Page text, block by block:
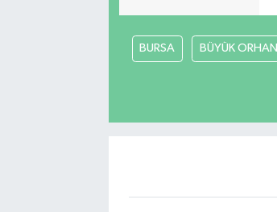
BURSA BÜYÜK ORHAN